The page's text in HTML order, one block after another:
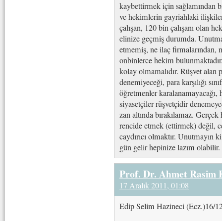
kaybettirmek için sağlamından
ve hekimlerin gayriahlaki
çalışan, 120 bin çalışanı olan
elinize geçmiş durumda.
etmemiş, ne ilaç firmalarından,
onbinlerce hekim
kolay olmamalıdır. Rüşvet
denemiyeceği, para karşılığı
öğretmenler
siyasetçiler rüşvetçidir
zan altında bırakılamaz.
rencide etmek (ettirmek) değil,
caydırıcı olmaktır. Unutmayın
gün gelir hepinize lazım olabilir.
Prof. Dr. Ahmet Rasim
17 Aralık 2011, 01:08
Edip Selim Hazineci (Ecz.)16/